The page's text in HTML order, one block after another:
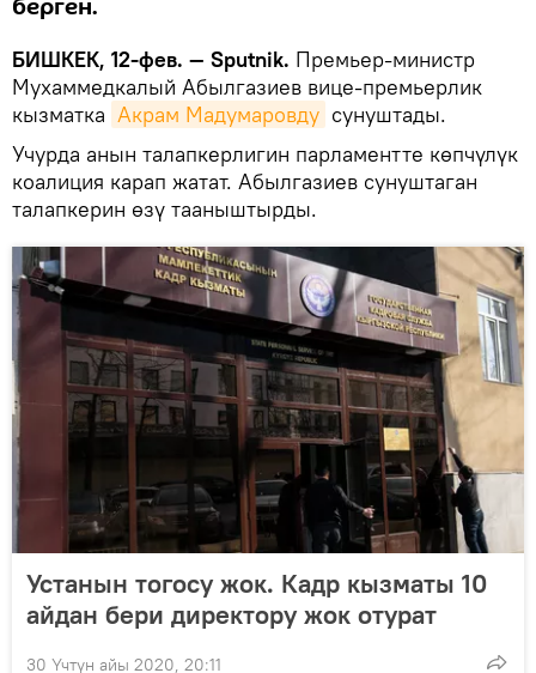
берген.
БИШКЕК, 12-фев. — Sputnik. Премьер-министр
Мухаммедкалый Абылгазиев вице-премьерлик
кызматка Акрам Мадумаровду сунуштады.
Учурда анын талапкерлигин парламентте көпчүлүк
коалиция карап жатат. Абылгазиев сунуштаган
талапкерин өзү тааныштырды.
Устанын тогосу жок. Кадр кызматы 10
айдан бери директору жок отурат
30 Үчтүн айы 2020, 20:11